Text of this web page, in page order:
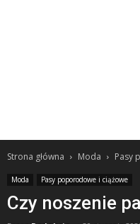
Strona główna Moda Pasy
Moda Pasy poporodowe i ciążowe
Czy noszenie